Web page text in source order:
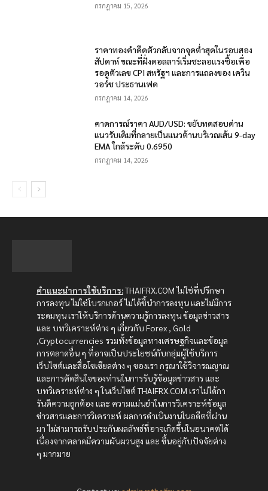
กรกฎาคม 15, 2026
ราคาทองคำดีดตัวกลับจากจุดต่ำสุดในรอบสอง
สัปดาห์ ขณะที่ฝั่งดอลลาร์เริ่มชะลอแรงซื้อเพื่อ
รอดูตัวเลข CPI สหรัฐฯ และการแถลงของ เควิน
วอร์ช ประธานเฟด
กรกฎาคม 14, 2026
คาดการณ์ราคา AUD/USD: ขยับทดสอบด่าน
แนวรับเดิมที่กลายเป็นแนวต้านบริเวณเส้น 9-day
EMA ใกล้ระดับ 0.6950
กรกฎาคม 14, 2026
คำแนะนำการใช้บริการ:THAIFRX.COM ไม่ใช่ที่ปรึกษา
การลงทุน ไม่ใช่โบรกเกอร์ ไม่ได้ชี้นำการลงทุน และไม่มีการ
ระดมทุน เราให้บริการด้านความรู้การลงทุน ข้อมูลข่าวสาร
และ บทวิเคราะห์ต่าง ๆ เกี่ยวกับ Forex , Gold
,Cryptocurrencies รวมทั้งข้อมูลทางเศรษฐกิจและข้อมูล
การตลาดอื่น ๆ ที่อาจเป็นประโยชน์กับกลุ่มผู้ใช้บริการ
เว็บไซต์และสื่อโซเซียลต่าง ๆ ของเรา กรุณาใช้วิจารณญาณ
และการตัดสินใจของท่านในการรับรู้ข้อมูลข่าวสาร และ
บทวิเคราะห์ต่าง ๆ ในเว็บไซต์ THAIFRX.COM เราไม่ได้กา
รันตีความถูกต้อง และ ความแม่นยำในการวิเคราะห์ข้อมูล
ข่าวสารและการวิเคราะห์ ผลการดำเนินงานในอดีตที่ผ่าน
มา ไม่สามารถรับประกันผลลัพธ์ที่อาจเกิดขึ้นในอนาคตได้
เนื่องจากตลาดมีความผันผวนสูง และ ขึ้นอยู่กับปัจจัยต่าง
ๆ มากมาย